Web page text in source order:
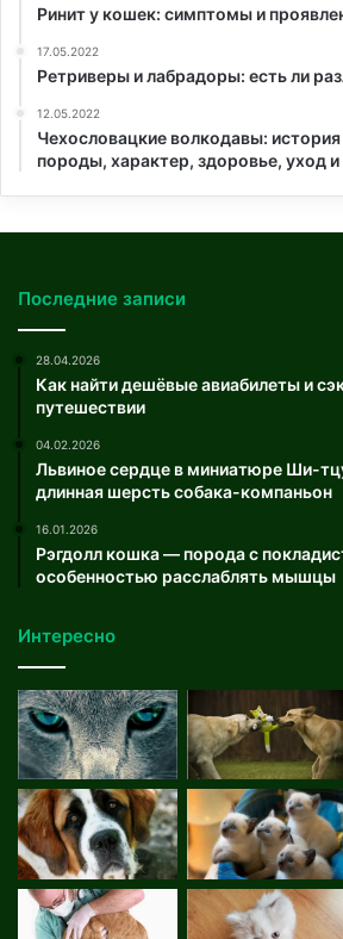
Ринит у кошек: симптомы и
17.05.2022
Ретриверы и лабрадоры: есть ли
12.05.2022
Чехословацкие волкодавы:
породы, характер, здоровье, уход
Последние записи
28.04.2026
Как найти дешёвые авиабилеты и
путешествии
04.02.2026
Львиное сердце в миниатюре Ши-
длинная шерсть собака-компаньон
16.01.2026
Рэгдолл кошка — порода с
особенностью расслаблять мышцы
Интересно